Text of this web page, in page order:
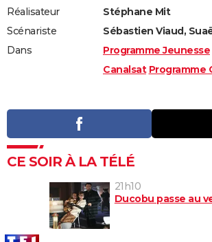
Réalisateur
Stéphane Mit
Scénariste
Sébastien Viaud,
Dans
Programme Jeunesse
Canalsat Programme
CE SOIR À LA TÉLÉ
21h10
Ducobu passe au